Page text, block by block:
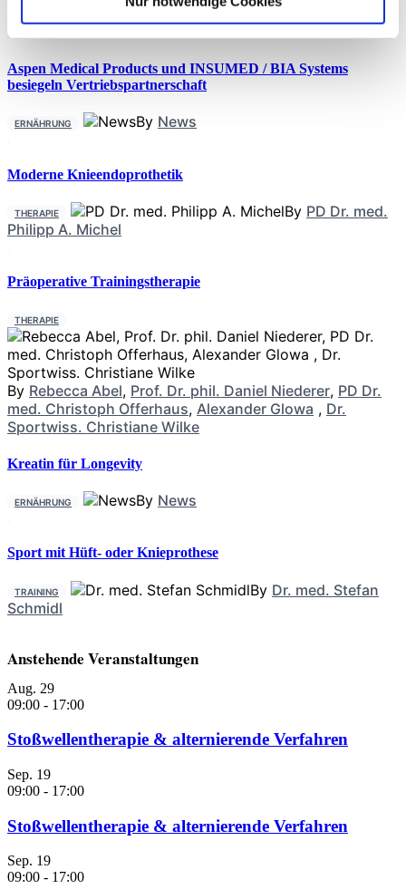
Aspen Medical Products und INSUMED / BIA Systems
besiegeln Vertriebspartnerschaft
ERNÄHRUNG By News
Moderne Knieendoprothetik
THERAPIE By PD Dr. med.
Philipp A. Michel
Präoperative Trainingstherapie
THERAPIE
By Rebecca Abel, Prof. Dr. phil. Daniel Niederer, PD Dr.
med. Christoph Offerhaus, Alexander Glowa , Dr.
Sportwiss. Christiane Wilke
Kreatin für Longevity
ERNÄHRUNG By News
Sport mit Hüft- oder Knieprothese
TRAINING By Dr. med. Stefan
Schmidl
Anstehende Veranstaltungen
Aug. 29
09:00 - 17:00
Stoßwellentherapie & alternierende Verfahren
Sep. 19
09:00 - 17:00
Stoßwellentherapie & alternierende Verfahren
Sep. 19
09:00 - 17:00